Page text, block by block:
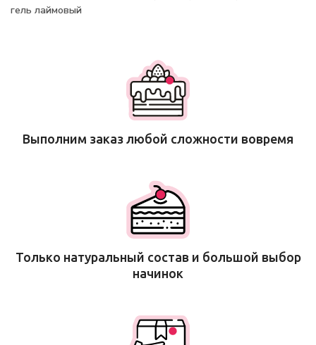
гель лаймовый
Выполним заказ любой сложности вовремя
Только натуральный состав и большой выбор
начинок